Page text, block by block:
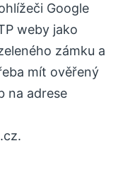
Google
weby jako
zámku a
mít ověřený
na adrese